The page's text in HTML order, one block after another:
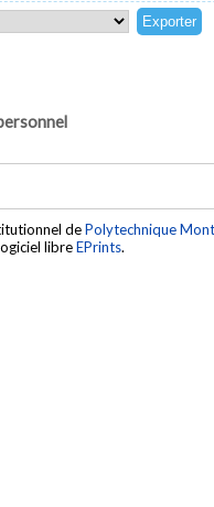
dePolytechnique
libreEPrints.